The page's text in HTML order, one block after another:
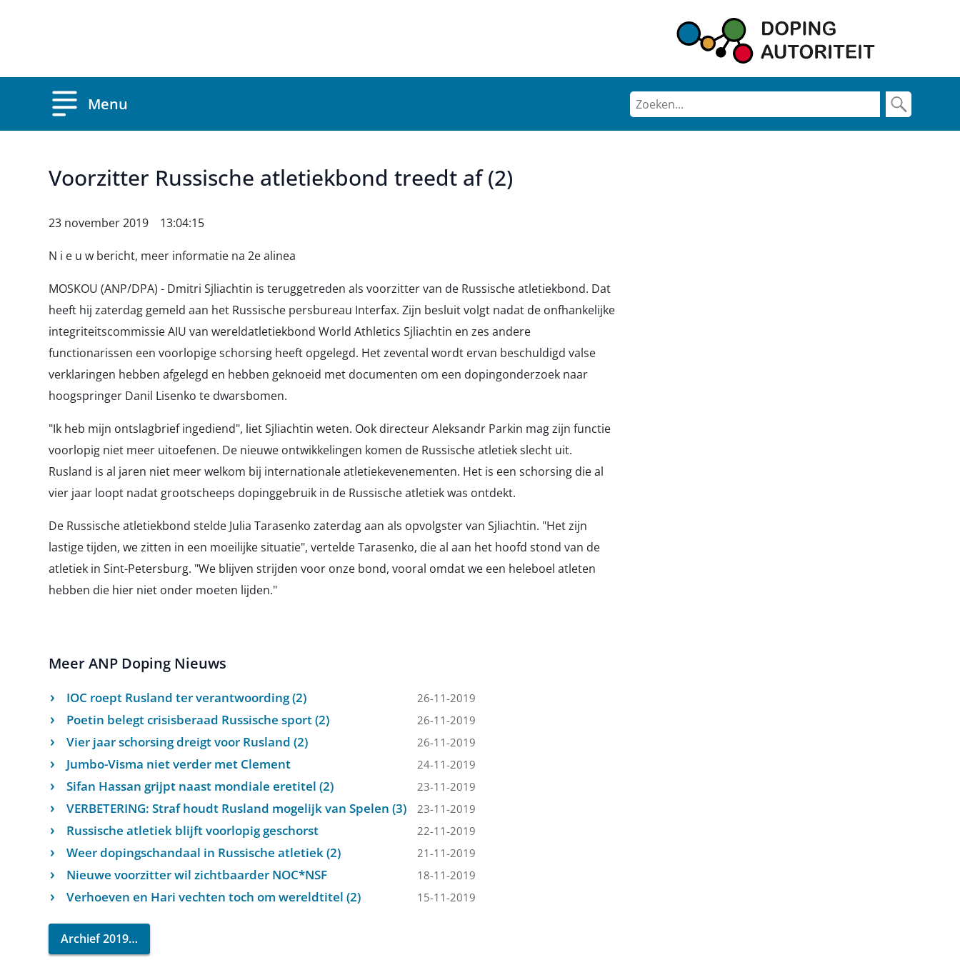
Menu
Voorzitter Russische atletiekbond treedt af (2)
23 november 2019 13:04:15
N i e u w bericht, meer informatie na 2e alinea
MOSKOU (ANP/DPA) - Dmitri Sjliachtin is teruggetreden als voorzitter van de Russische atletiekbond. Dat
heeft hij zaterdag gemeld aan het Russische persbureau Interfax. Zijn besluit volgt nadat de onfhankelijke
integriteitscommissie AIU van wereldatletiekbond World Athletics Sjliachtin en zes andere
functionarissen een voorlopige schorsing heeft opgelegd. Het zevental wordt ervan beschuldigd valse
verklaringen hebben afgelegd en hebben geknoeid met documenten om een dopingonderzoek naar
hoogspringer Danil Lisenko te dwarsbomen.
"Ik heb mijn ontslagbrief ingediend", liet Sjliachtin weten. Ook directeur Aleksandr Parkin mag zijn functie
voorlopig niet meer uitoefenen. De nieuwe ontwikkelingen komen de Russische atletiek slecht uit.
Rusland is al jaren niet meer welkom bij internationale atletiekevenementen. Het is een schorsing die al
vier jaar loopt nadat grootscheeps dopinggebruik in de Russische atletiek was ontdekt.
De Russische atletiekbond stelde Julia Tarasenko zaterdag aan als opvolgster van Sjliachtin. "Het zijn
lastige tijden, we zitten in een moeilijke situatie", vertelde Tarasenko, die al aan het hoofd stond van de
atletiek in Sint-Petersburg. "We blijven strijden voor onze bond, vooral omdat we een heleboel atleten
hebben die hier niet onder moeten lijden."
Meer ANP Doping Nieuws
IOC roept Rusland ter verantwoording (2) 26-11-2019
Poetin belegt crisisberaad Russische sport (2) 26-11-2019
Vier jaar schorsing dreigt voor Rusland (2) 26-11-2019
Jumbo-Visma niet verder met Clement 24-11-2019
Sifan Hassan grijpt naast mondiale eretitel (2) 23-11-2019
VERBETERING: Straf houdt Rusland mogelijk van Spelen (3) 23-11-2019
Russische atletiek blijft voorlopig geschorst 22-11-2019
Weer dopingschandaal in Russische atletiek (2) 21-11-2019
Nieuwe voorzitter wil zichtbaarder NOC*NSF 18-11-2019
Verhoeven en Hari vechten toch om wereldtitel (2) 15-11-2019
Archief 2019